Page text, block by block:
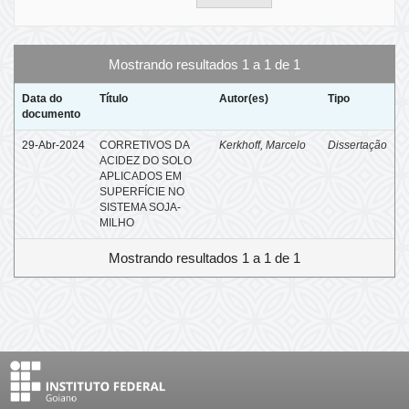
Mostrando resultados 1 a 1 de 1
Data do
documento
Título Autor(es) Tipo
29-Abr-2024
CORRETIVOS DA
ACIDEZ DO SOLO
APLICADOS EM
SUPERFÍCIE NO
SISTEMA SOJA-
MILHO
Kerkhoff, Marcelo Dissertação
Mostrando resultados 1 a 1 de 1